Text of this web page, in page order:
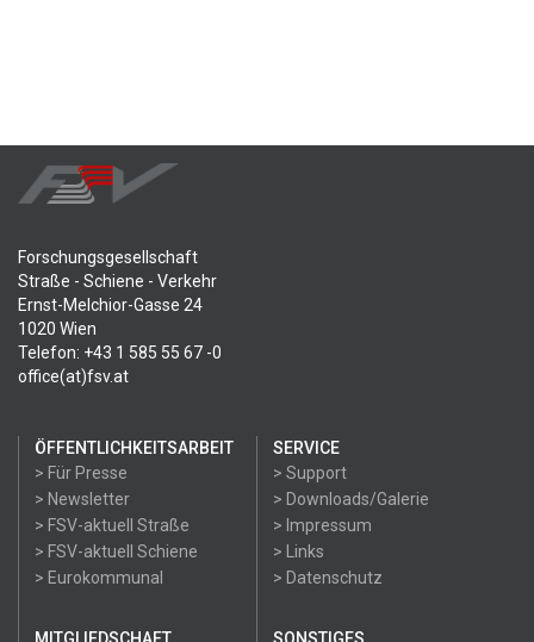
Forschungsgesellschaft
Straße - Schiene - Verkehr
Ernst-Melchior-Gasse 24
1020 Wien
Telefon: +43 1 585 55 67 -0
office(at)fsv.at
ÖFFENTLICHKEITSARBEIT
> Für Presse
> Newsletter
> FSV-aktuell Straße
> FSV-aktuell Schiene
> Eurokommunal
SERVICE
> Support
> Downloads/Galerie
> Impressum
> Links
> Datenschutz